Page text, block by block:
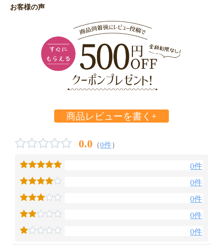
お客様の声
商品レビューを書く+
0.0 （0件）
0件
0件
0件
0件
0件